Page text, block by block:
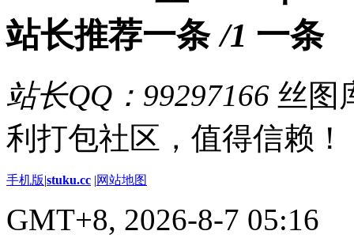
站长推荐 /1
站长QQ：99297166 丝图
利打包社区，值得信赖！
手机版|stuku.cc |网站地图
GMT+8, 2026-8-7 05:16